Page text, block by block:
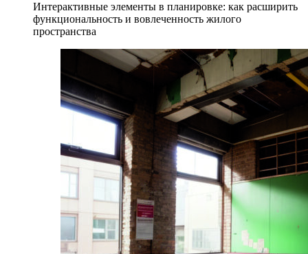
Интерактивные элементы в планировке: как расширить
функциональность и вовлеченность жилого
пространства